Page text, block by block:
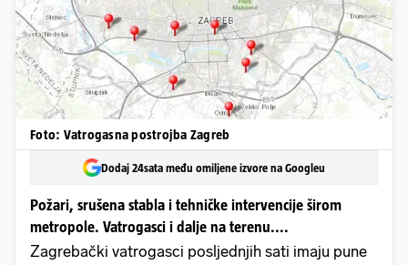
Foto: Vatrogasna postrojba Zagreb
Dodaj 24sata među omiljene izvore na Googleu
Požari, srušena stabla i tehničke intervencije širom
metropole. Vatrogasci i dalje na terenu....
Zagrebački vatrogasci posljednjih sati imaju pune